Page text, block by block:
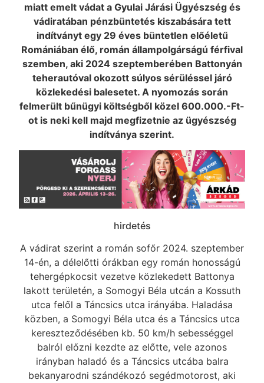
miatt emelt vádat a Gyulai Járási Ügyészség és
vádiratában pénzbüntetés kiszabására tett
indítványt egy 29 éves büntetlen előéletű
Romániában élő, román állampolgárságú férfival
szemben, aki 2024 szeptemberében Battonyán
teherautóval okozott súlyos sérüléssel járó
közlekedési balesetet. A nyomozás során
felmerült bűnügyi költségből közel 600.000.-Ft-
ot is neki kell majd megfizetnie az ügyészség
indítványa szerint.
hirdetés
A vádirat szerint a román sofőr 2024. szeptember
14-én, a délelőtti órákban egy román honosságú
tehergépkocsit vezetve közlekedett Battonya
lakott területén, a Somogyi Béla utcán a Kossuth
utca felől a Táncsics utca irányába. Haladása
közben, a Somogyi Béla utca és a Táncsics utca
kereszteződésében kb. 50 km/h sebességgel
balról előzni kezdte az előtte, vele azonos
irányban haladó és a Táncsics utcába balra
bekanyarodni szándékozó segédmotorost, aki